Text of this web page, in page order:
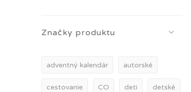
Značky produktu
adventný kalendár autorské
cestovanie CO deti detské